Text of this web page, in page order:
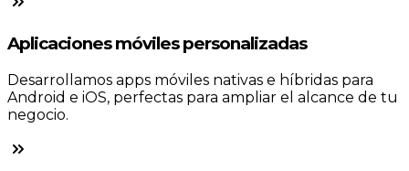
Aplicaciones móviles personalizadas
Desarrollamos apps móviles nativas e híbridas para
Android e iOS, perfectas para ampliar el alcance de tu
negocio.